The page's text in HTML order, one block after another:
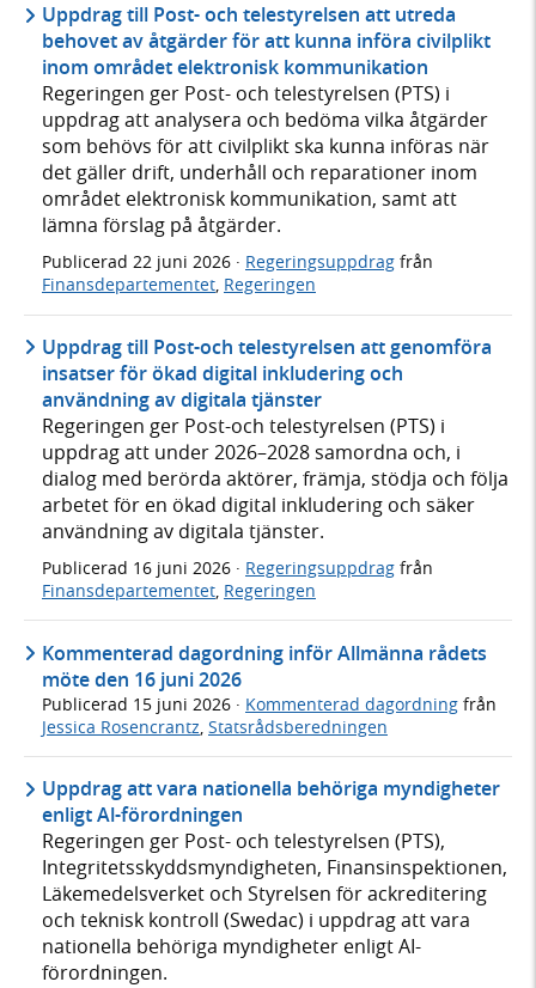
Uppdrag till Post- och telestyrelsen att utreda
behovet av åtgärder för att kunna införa civilplikt
inom området elektronisk kommunikation
Regeringen ger Post- och telestyrelsen (PTS) i
uppdrag att analysera och bedöma vilka åtgärder
som behövs för att civilplikt ska kunna införas när
det gäller drift, underhåll och reparationer inom
området elektronisk kommunikation, samt att
lämna förslag på åtgärder.
Publicerad 22 juni 2026 · Regeringsuppdrag från
Finansdepartementet, Regeringen
Uppdrag till Post-och telestyrelsen att genomföra
insatser för ökad digital inkludering och
användning av digitala tjänster
Regeringen ger Post-och telestyrelsen (PTS) i
uppdrag att under 2026–2028 samordna och, i
dialog med berörda aktörer, främja, stödja och följa
arbetet för en ökad digital inkludering och säker
användning av digitala tjänster.
Publicerad 16 juni 2026 · Regeringsuppdrag från
Finansdepartementet, Regeringen
Kommenterad dagordning inför Allmänna rådets
möte den 16 juni 2026
Publicerad 15 juni 2026 · Kommenterad dagordning från
Jessica Rosencrantz Statsrådsberedningen
Uppdrag att vara nationella behöriga myndigheter
enligt Al-förordningen
Regeringen ger Post- och telestyrelsen (PTS),
Integritetsskyddsmyndigheten, Finansinspektionen,
Läkemedelsverket och Styrelsen för ackreditering
och teknisk kontroll (Swedac) i uppdrag att vara
nationella behöriga myndigheter enligt AI-
förordningen.